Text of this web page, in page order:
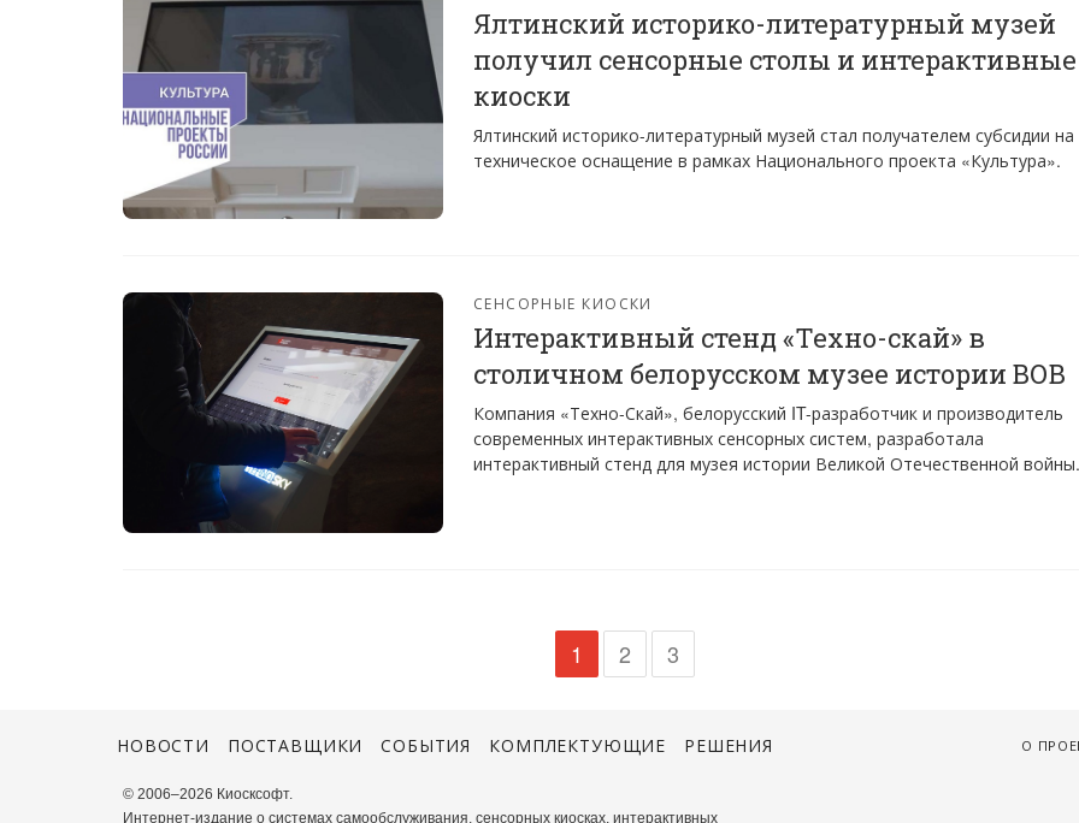
Ялтинский историко-литературный музей
получил сенсорные столы и интерактивные
киоски
Ялтинский историко-литературный музей стал получателем субсидии на
техническое оснащение в рамках Национального проекта «Культура».
СЕНСОРНЫЕ КИОСКИ
Интерактивный стенд «Техно-скай» в
столичном белорусском музее истории ВОВ
Компания «Техно-Скай», белорусский IT-разработчик и производитель
современных интерактивных сенсорных систем, разработала
интерактивный стенд для музея истории Великой Отечественной войны.
1 2 3
О
НОВОСТИ ПОСТАВЩИКИ СОБЫТИЯ КОМПЛЕКТУЮЩИЕ РЕШЕНИЯ
© 2006–2026 Киосксофт.
Интернет-издание о системах самообслуживания, сенсорных киосках, интерактивных